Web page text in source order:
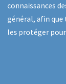
connaissances
général, afin que
les protéger